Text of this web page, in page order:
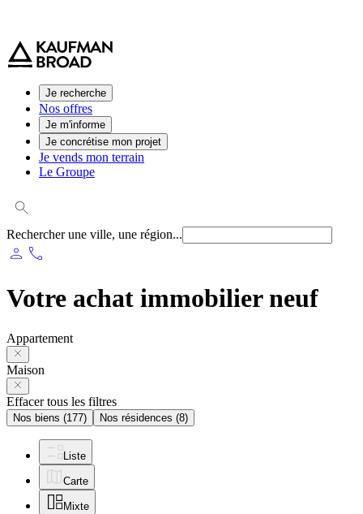
Je recherche
Nos offres
Je m'informe
Je concrétise mon projet
Je vends mon terrain
Le Groupe
Rechercher une ville, une région...
person phone
Votre achat immobilier neuf
Appartement
Maison
Effacer tous les filtres
Nos biens (177) Nos résidences (8)
Liste
Carte
Mixte